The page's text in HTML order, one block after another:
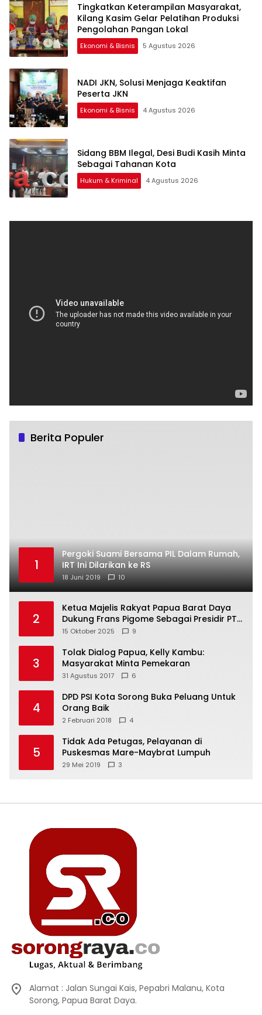
Tingkatkan Keterampilan Masyarakat,
Kilang Kasim Gelar Pelatihan Produksi
Pengolahan Pangan Lokal
Ekonomi & Bisnis 5 Agustus 2026
NADI JKN, Solusi Menjaga Keaktifan
Peserta JKN
Ekonomi & Bisnis 4 Agustus 2026
Sidang BBM Ilegal, Desi Budi Kasih Minta
Sebagai Tahanan Kota
Hukum & Kriminal 4 Agustus 2026
Berita Populer
1
Pergoki Suami Bersama PIL Dalam Rumah,
IRT Ini Dilarikan ke RS
18 Juni 2019 10
2
Ketua Majelis Rakyat Papua Barat Daya
Dukung Frans Pigome Sebagai Presidir PT
Freeport Indonesia
15 Oktober 2025 9
3
Tolak Dialog Papua, Kelly Kambu:
Masyarakat Minta Pemekaran
31 Agustus 2017 6
4
DPD PSI Kota Sorong Buka Peluang Untuk
Orang Baik
2 Februari 2018 4
5
Tidak Ada Petugas, Pelayanan di
Puskesmas Mare-Maybrat Lumpuh
29 Mei 2019 3
Alamat : Jalan Sungai Kais, Pepabri Malanu, Kota
Sorong, Papua Barat Daya.